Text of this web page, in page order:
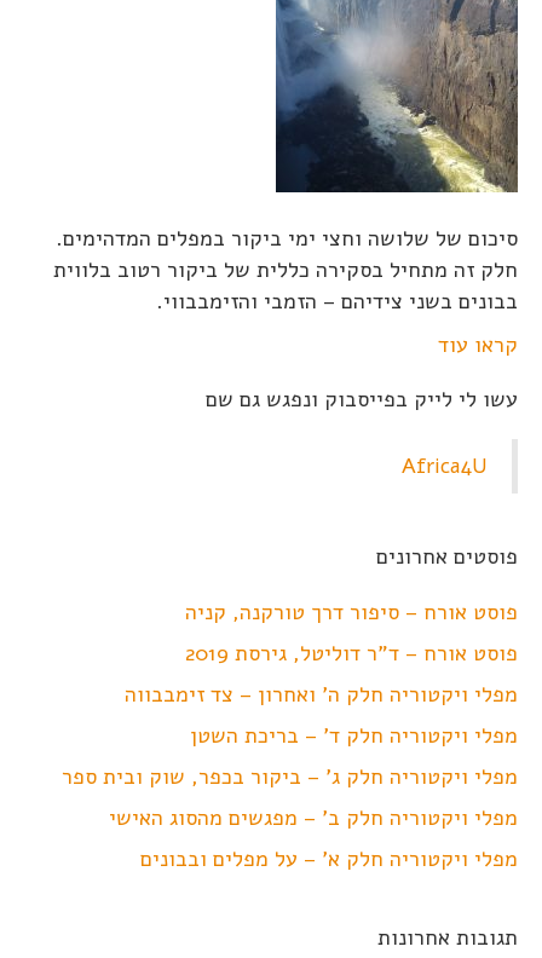
סיכום של שלושה וחצי ימי ביקור במפלים המדהימים.
חלק זה מתחיל בסקירה כללית של ביקור רטוב בלווית
בבונים בשני צידיהם – הזמבי והזימבבווי.
קראו עוד
עשו לי לייק בפייסבוק ונפגש גם שם
Africa4U
פוסטים אחרונים
פוסט אורח – סיפור דרך טורקנה, קניה
פוסט אורח – ד"ר דוליטל, גירסת 2019
מפלי ויקטוריה חלק ה' ואחרון – צד זימבבווה
מפלי ויקטוריה חלק ד' – בריכת השטן
מפלי ויקטוריה חלק ג' – ביקור בכפר, שוק ובית ספר
מפלי ויקטוריה חלק ב' – מפגשים מהסוג האישי
מפלי ויקטוריה חלק א' – על מפלים ובבונים
תגובות אחרונות